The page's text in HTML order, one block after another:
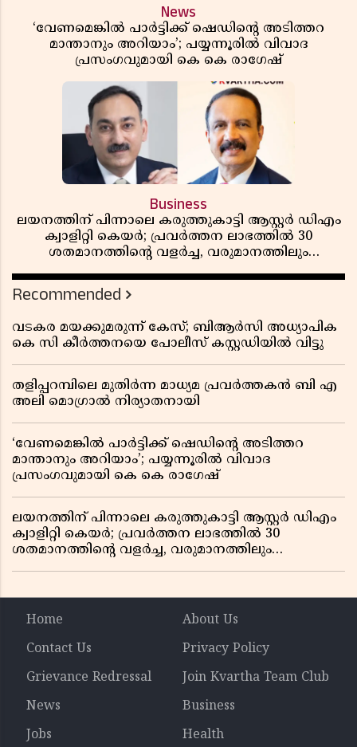
News
‘വേണമെങ്കിൽ പാർട്ടിക്ക് ഷെഡിൻ്റെ അടിത്തറ
മാന്താനും അറിയാം’; പയ്യന്നൂരിൽ വിവാദ
പ്രസംഗവുമായി കെ കെ രാഗേഷ്
Business
ലയനത്തിന് പിന്നാലെ കരുത്തുകാട്ടി ആസ്റ്റർ ഡിഎം
ക്വാളിറ്റി കെയർ; പ്രവർത്തന ലാഭത്തിൽ 30
ശതമാനത്തിൻ്റെ വളർച്ച, വരുമാനത്തിലും
റിപ്പോർട്ട് പുറത്ത്
Recommended
വടകര മയക്കുമരുന്ന് കേസ്; ബിആർസി അധ്യാപിക
കെ സി കീർത്തനയെ പോലീസ് കസ്റ്റഡിയിൽ വിട്ടു
തളിപ്പറമ്പിലെ മുതിർന്ന മാധ്യമ പ്രവർത്തകൻ ബി എ
അലി മൊഗ്രാൽ നിര്യാതനായി
‘വേണമെങ്കിൽ പാർട്ടിക്ക് ഷെഡിൻ്റെ അടിത്തറ
മാന്താനും അറിയാം’; പയ്യന്നൂരിൽ വിവാദ
പ്രസംഗവുമായി കെ കെ രാഗേഷ്
ലയനത്തിന് പിന്നാലെ കരുത്തുകാട്ടി ആസ്റ്റർ ഡിഎം
ക്വാളിറ്റി കെയർ; പ്രവർത്തന ലാഭത്തിൽ 30
ശതമാനത്തിൻ്റെ വളർച്ച, വരുമാനത്തിലും
Home
About Us
Contact Us
Privacy Policy
Grievance Redressal
Join Kvartha Team Club
News
Business
Jobs
Health